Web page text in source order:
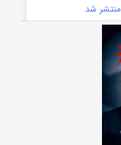
منتشر شد